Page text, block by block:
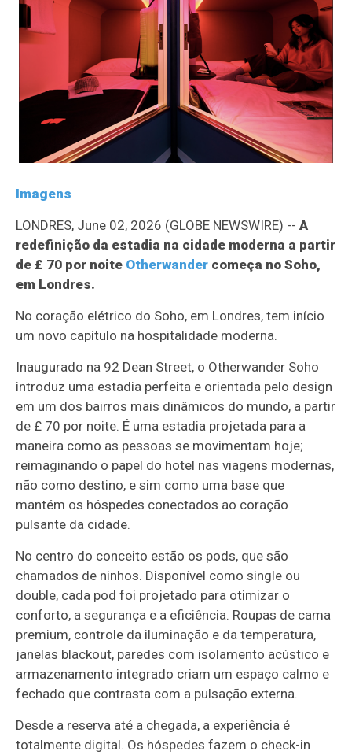
Imagens
LONDRES, June 02, 2026 (GLOBE NEWSWIRE) --A
redefinição da estadia na cidade moderna a partir
de £ 70 por noite Otherwander começa no Soho,
em Londres.
No coração elétrico do Soho, em Londres, tem início
um novo capítulo na hospitalidade moderna.
Inaugurado na 92 Dean Street, o Otherwander Soho
introduz uma estadia perfeita e orientada pelo design
em um dos bairros mais dinâmicos do mundo, a partir
de £ 70 por noite. É uma estadia projetada para a
maneira como as pessoas se movimentam hoje;
reimaginando o papel do hotel nas viagens modernas,
não como destino, e sim como uma base que
mantém os hóspedes conectados ao coração
pulsante da cidade.
No centro do conceito estão os pods, que são
chamados de ninhos. Disponível como single ou
double, cada pod foi projetado para otimizar o
conforto, a segurança e a eficiência. Roupas de cama
premium, controle da iluminação e da temperatura,
janelas blackout, paredes com isolamento acústico e
armazenamento integrado criam um espaço calmo e
fechado que contrasta com a pulsação externa.
Desde a reserva até a chegada, a experiência é
totalmente digital. Os hóspedes fazem o check-in